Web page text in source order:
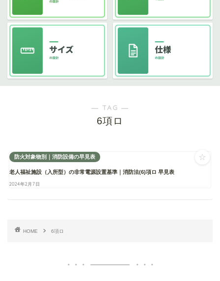
― TAG ―
6項ロ
防火対象物別｜消防設備の早見表
老人福祉施設（入所型）の非常電源設置基準｜消防法(6)項ロ 早見表
2024年2月7日
☆
HOME 6項ロ